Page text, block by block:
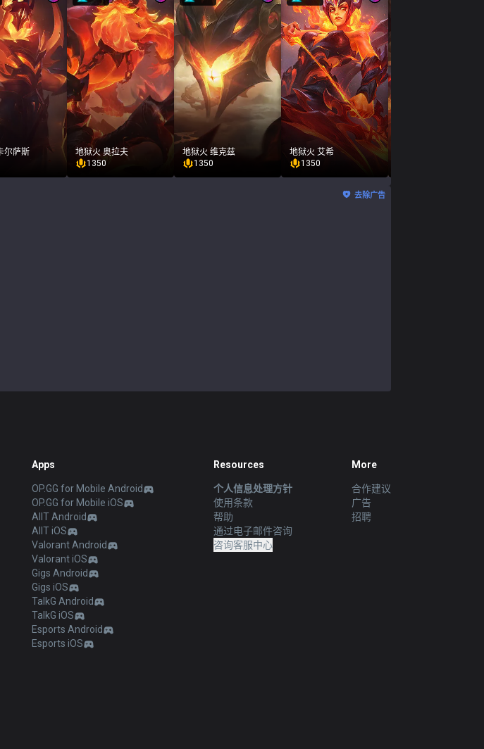
尔萨斯
地狱火 奥拉夫
1350
地狱火 维克兹
1350
地狱火 艾希
1350
去除广告
Apps
OP.GG for Mobile Android
OP.GG for Mobile iOS
AllT Android
AllT iOS
Valorant Android
Valorant iOS
Gigs Android
Gigs iOS
TalkG Android
TalkG iOS
Esports Android
Esports iOS
Resources
个人信息处理方针
使用条款
帮助
通过电子邮件咨询
咨询客服中心
More
合作建议
广告
招聘